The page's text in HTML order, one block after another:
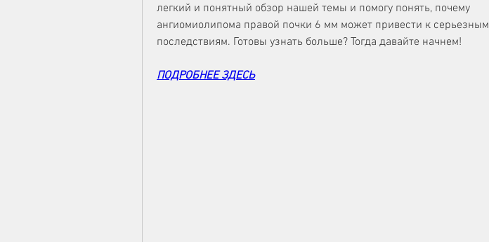
легкий и понятный обзор нашей темы и помогу понять, почему
ангиомиолипома правой почки 6 мм может привести к серьезным
последствиям. Готовы узнать больше? Тогда давайте начнем!
ПОДРОБНЕЕ ЗДЕСЬ